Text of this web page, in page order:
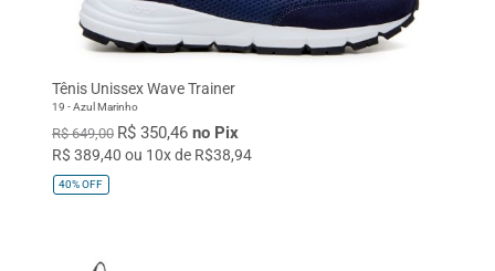
Tênis Unissex Wave Trainer
19 - Azul Marinho
R$ 649,00 R$ 350,46 no Pix
R$ 389,40 ou 10x de R$38,94
40%OFF